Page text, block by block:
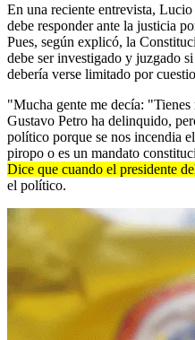
En una reciente entrevista,
debe responder ante la justicia
Pues, según explicó, la
debe ser investigado y juzgado
debería verse limitado por
"Mucha gente me decía:
Gustavo Petro ha delinquido,
político porque se nos incendia
piropo o es un mandato
Dice que cuando el presidente
el político.